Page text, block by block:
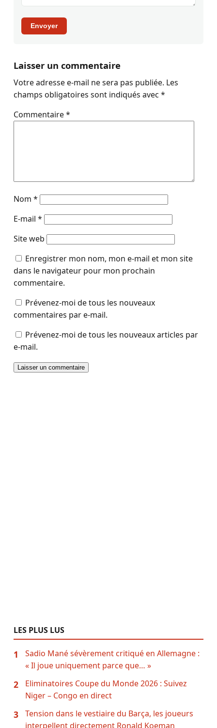
Envoyer
Laisser un commentaire
Votre adresse e-mail ne sera pas publiée. Les
champs obligatoires sont indiqués avec *
Commentaire*
Nom *
E-mail *
Site web
Enregistrer mon nom, mon e-mail et mon site
dans le navigateur pour mon prochain
commentaire.
Prévenez-moi de tous les nouveaux
commentaires par e-mail.
Prévenez-moi de tous les nouveaux articles par
e-mail.
LES PLUS LUS
1
Sadio Mané sévèrement critiqué en Allemagne :
« Il joue uniquement parce que… »
2
Eliminatoires Coupe du Monde 2026 : Suivez
Niger – Congo en direct
3
Tension dans le vestiaire du Barça, les joueurs
interpellent directement Ronald Koeman